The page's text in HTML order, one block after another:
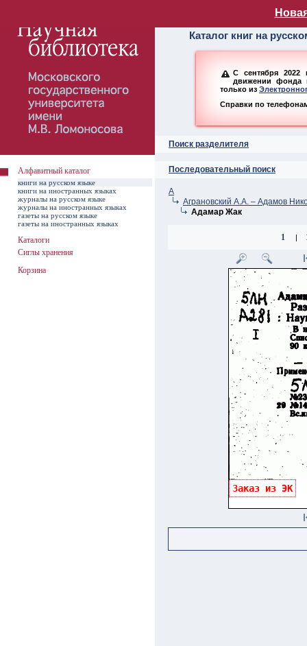
Алфавитный
Каталог книг на
С сентября 2022
движении фонда
только из
Справки по
Поиск разделителя
Последовательный поиск
А
Аграновский А.А. – Адамов
Адамар Жак
1 |
Заказ из ЭК
Алфавитный каталог
книги на русском языке
книги на иностранных языках
журналы на русском языке
журналы на иностранных языках
газеты на русском языке
газеты на иностранных языках
Каталоги
Сиглы хранения
Корзина